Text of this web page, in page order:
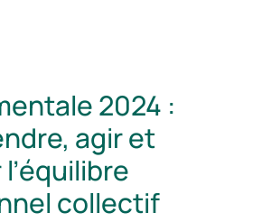
2024 :
agir et
collectif